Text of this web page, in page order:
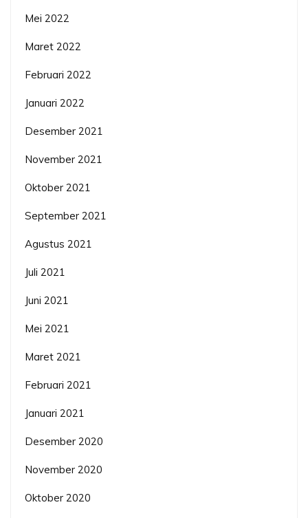
Mei 2022
Maret 2022
Februari 2022
Januari 2022
Desember 2021
November 2021
Oktober 2021
September 2021
Agustus 2021
Juli 2021
Juni 2021
Mei 2021
Maret 2021
Februari 2021
Januari 2021
Desember 2020
November 2020
Oktober 2020